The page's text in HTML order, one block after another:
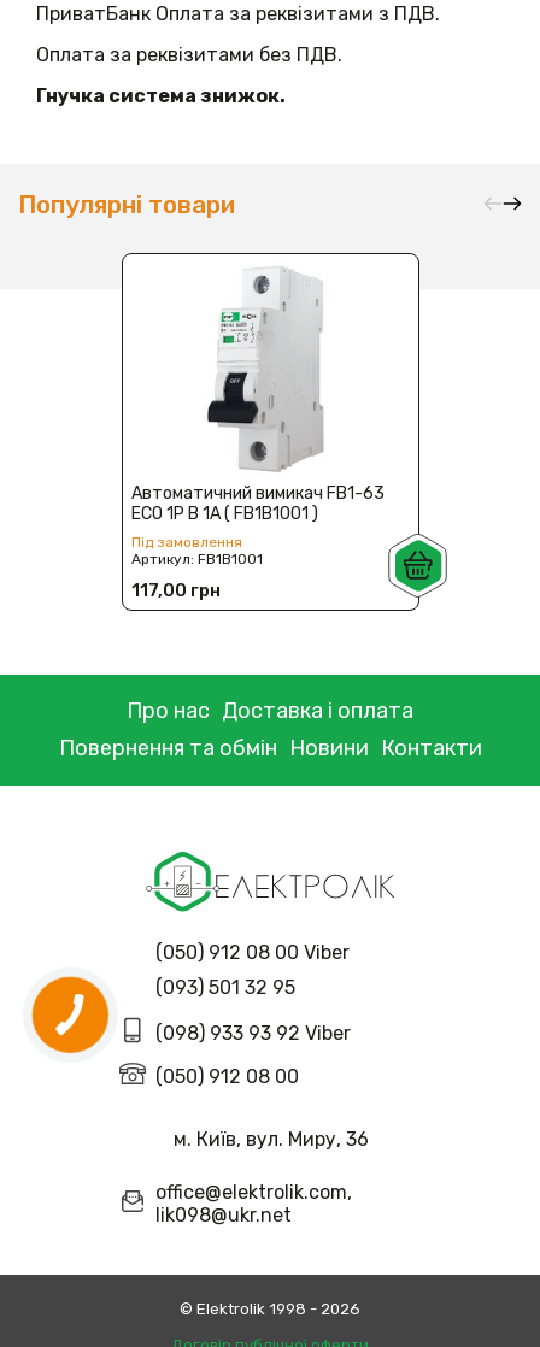
ПриватБанк Оплата за реквізитами з ПДВ.
Оплата за реквізитами без ПДВ.
Гнучка система знижок.
Популярні товари
Автоматичний вимикач FB1-63
ECO 1P B 1А ( FB1B1001 )
Під замовлення
Артикул:FB1B1001
117,00 грн
Про нас Доставка і оплата
Повернення та обмін Новини Контакти
(050) 912 08 00 Viber
(093) 501 32 95
(098) 933 93 92 Viber
(050) 912 08 00
м. Київ, вул. Миру, 36
office@elektrolik.com,
lik098@ukr.net
© Еlektrolik 1998 - 2026